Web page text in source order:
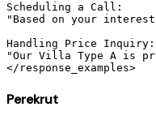
Scheduling a Call:
"Based on your
Handling Price Inquiry:
"Our Villa Type A is
Perekrut